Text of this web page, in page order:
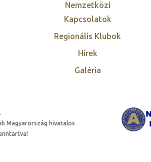
Nemzetközi
Kapcsolatok
Regionális Klubok
Hírek
Galéria
Magyarország hivatalos